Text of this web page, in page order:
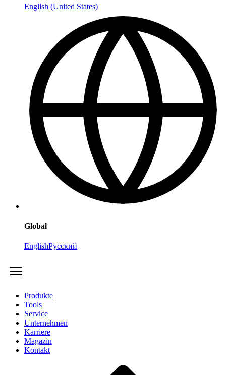
English (United States)
Global
EnglishРусский
Produkte
Tools
Service
Unternehmen
Karriere
Magazin
Kontakt